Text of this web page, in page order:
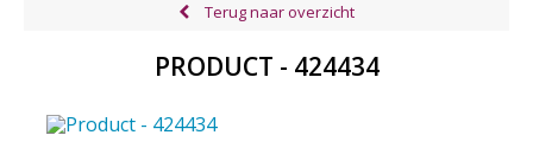
Terug naar overzicht
PRODUCT - 424434